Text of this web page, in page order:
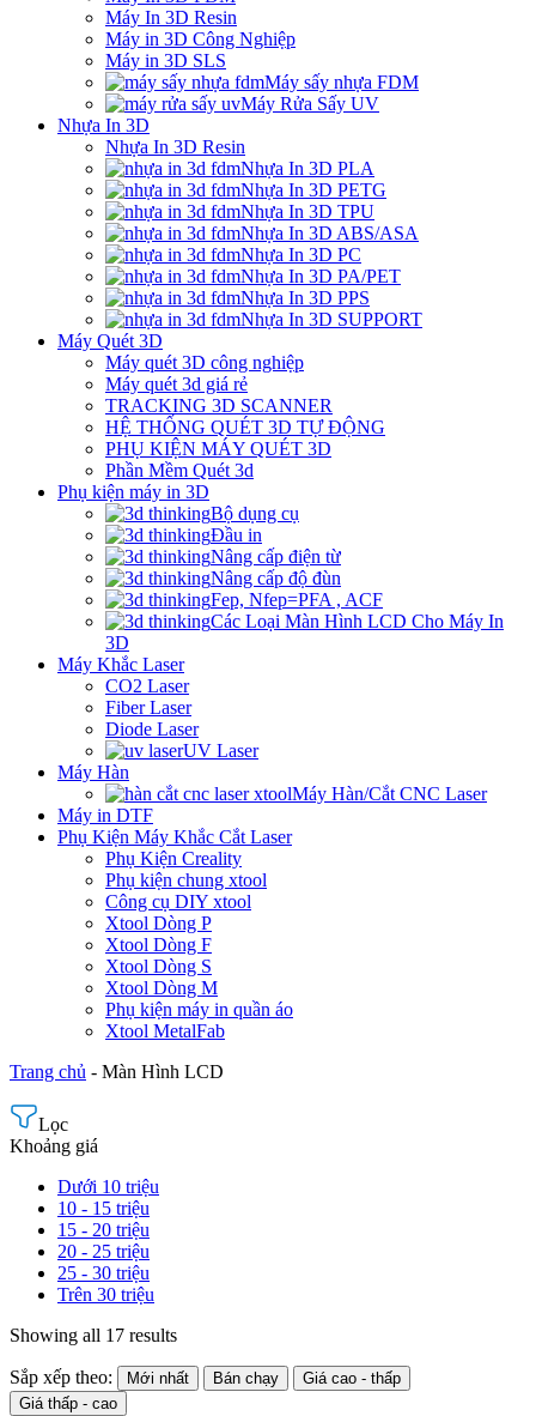
Máy In 3D Resin
Máy in 3D Công Nghiệp
Máy in 3D SLS
Máy sấy nhựa FDM
Máy Rửa Sấy UV
Nhựa In 3D
Nhựa In 3D Resin
Nhựa In 3D PLA
Nhựa In 3D PETG
Nhựa In 3D TPU
Nhựa In 3D ABS/ASA
Nhựa In 3D PC
Nhựa In 3D PA/PET
Nhựa In 3D PPS
Nhựa In 3D SUPPORT
Máy Quét 3D
Máy quét 3D công nghiệp
Máy quét 3d giá rẻ
TRACKING 3D SCANNER
HỆ THỐNG QUÉT 3D TỰ ĐỘNG
PHỤ KIỆN MÁY QUÉT 3D
Phần Mềm Quét 3d
Phụ kiện máy in 3D
Bộ dụng cụ
Đầu in
Nâng cấp điện từ
Nâng cấp độ đùn
Fep, Nfep=PFA , ACF
Các Loại Màn Hình LCD Cho Máy In
3D
Máy Khắc Laser
CO2 Laser
Fiber Laser
Diode Laser
UV Laser
Máy Hàn
Máy Hàn/Cắt CNC Laser
Máy in DTF
Phụ Kiện Máy Khắc Cắt Laser
Phụ Kiện Creality
Phụ kiện chung xtool
Công cụ DIY xtool
Xtool Dòng P
Xtool Dòng F
Xtool Dòng S
Xtool Dòng M
Phụ kiện máy in quần áo
Xtool MetalFab
Trang chủ - Màn Hình LCD
Lọc
Khoảng giá
Dưới 10 triệu
10 - 15 triệu
15 - 20 triệu
20 - 25 triệu
25 - 30 triệu
Trên 30 triệu
Showing all 17 results
Sắp xếp theo: Mới nhất Bán chạy
Giá cao - thấp
Giá thấp - cao